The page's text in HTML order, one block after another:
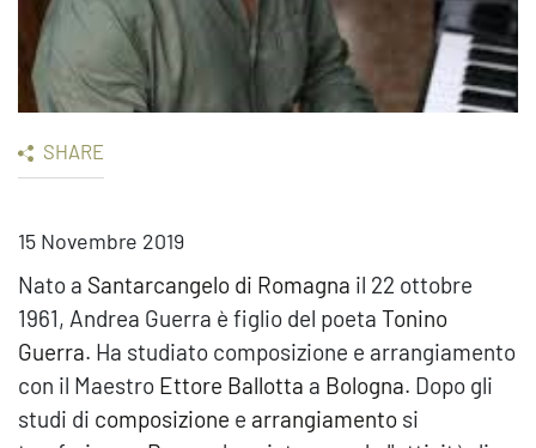
SHARE
15 Novembre 2019
Nato a Santarcangelo di Romagna il 22 ottobre
1961, Andrea Guerra è figlio del poeta Tonino
Guerra. Ha studiato composizione e arrangiamento
con il Maestro Ettore Ballotta a Bologna. Dopo gli
studi di composizione e arrangiamento si